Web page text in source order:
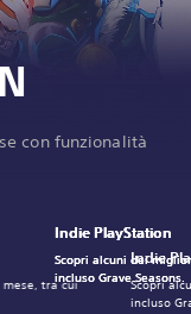
con funzionalità
tra cui
Indie
Scopri
incluso
Indie PlayStation
Scopri alcuni dei
incluso Grave Seasons.
Indie PlayStation
Scopri alcuni dei
incluso Grave Seasons.
Indie PlayStation
Scopri alcuni dei
incluso Grave Seasons.